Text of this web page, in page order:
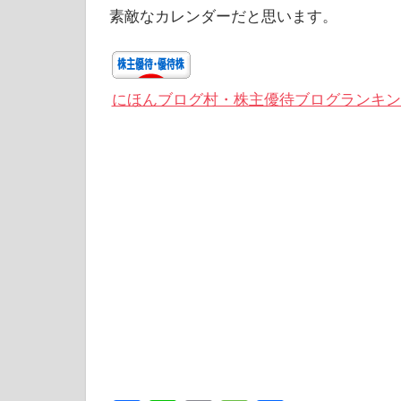
素敵なカレンダーだと思います。
にほんブログ村・株主優待ブログランキ